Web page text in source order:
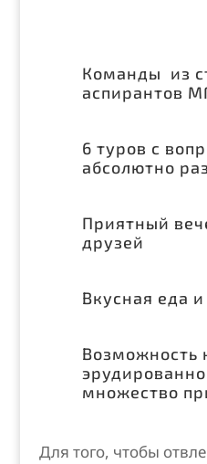
Команды из
аспирантов
6 туров с
абсолютно
Приятный
друзей
Вкусная еда
Возможность
множество
Для того, чтобы